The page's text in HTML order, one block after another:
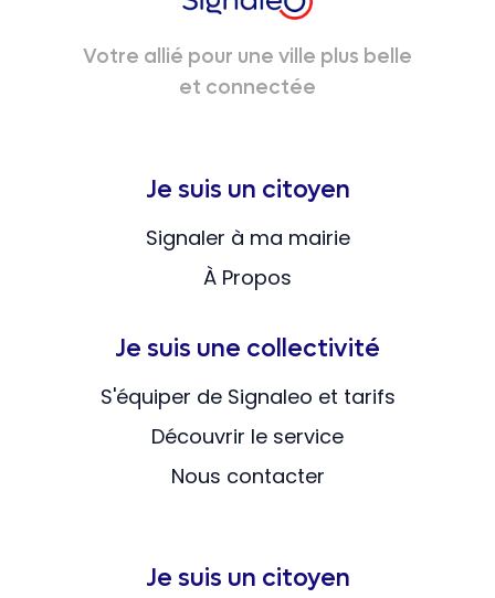
Votre allié pour une ville plus belle
et connectée
Je suis un citoyen
Signaler à ma mairie
À Propos
Je suis une collectivité
S'équiper de Signaleo et tarifs
Découvrir le service
Nous contacter
Je suis un citoyen